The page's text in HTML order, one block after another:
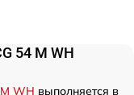
54 M WH
WH выполняется в